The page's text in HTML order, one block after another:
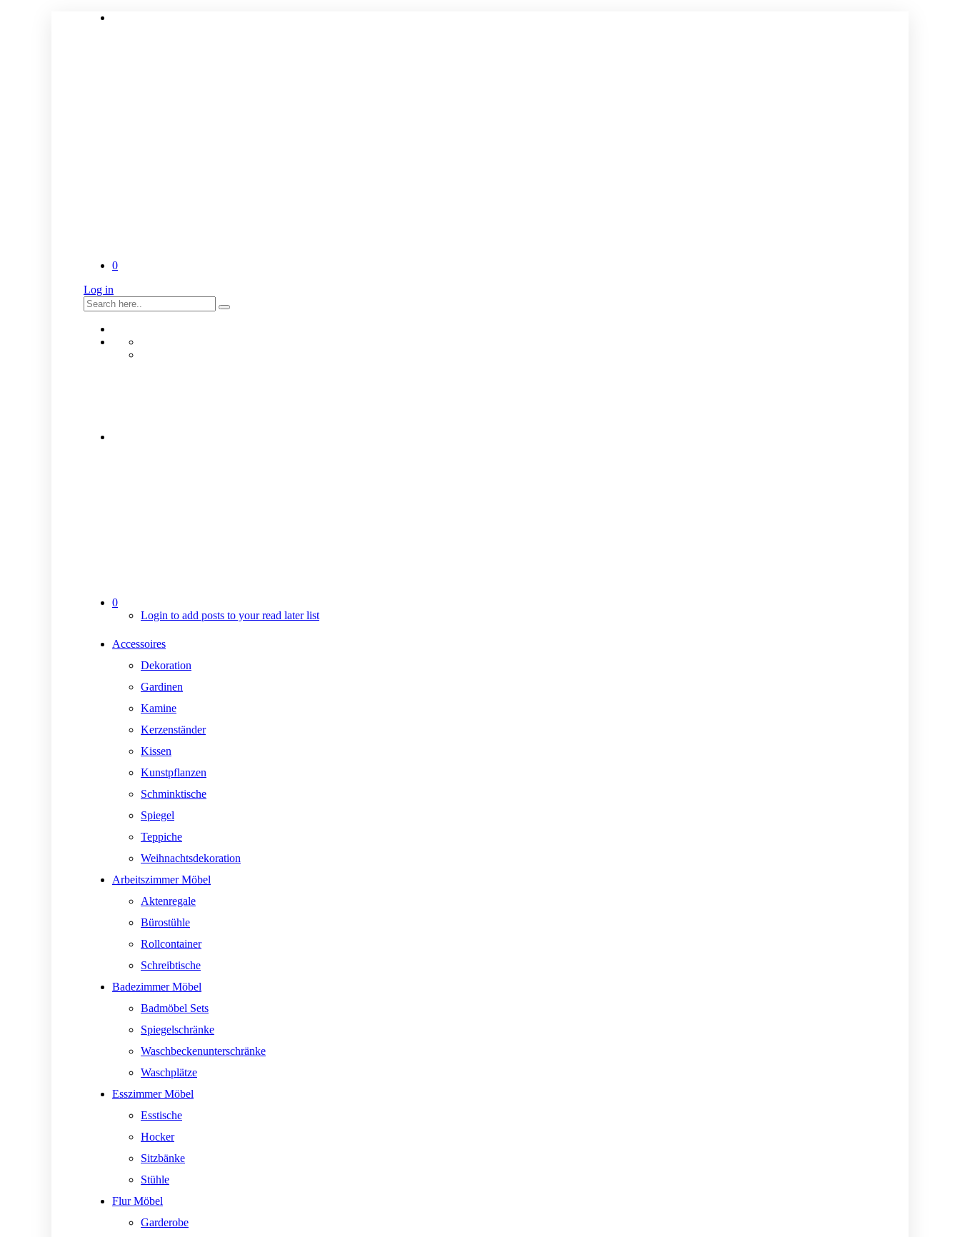
0
Log in
0
Login to add posts to your read later list
Accessoires
Dekoration
Gardinen
Kamine
Kerzenständer
Kissen
Kunstpflanzen
Schminktische
Spiegel
Teppiche
Weihnachtsdekoration
Arbeitszimmer Möbel
Aktenregale
Bürostühle
Rollcontainer
Schreibtische
Badezimmer Möbel
Badmöbel Sets
Spiegelschränke
Waschbeckenunterschränke
Waschplätze
Esszimmer Möbel
Esstische
Hocker
Sitzbänke
Stühle
Flur Möbel
Garderobe